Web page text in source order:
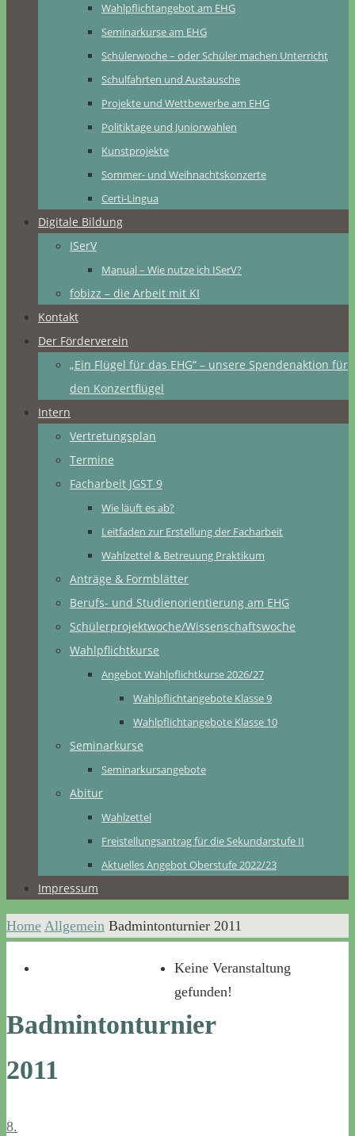
Wahlpflichtangebot am EHG
Seminarkurse am EHG
Schülerwoche – oder Schüler machen Unterricht
Schulfahrten und Austausche
Projekte und Wettbewerbe am EHG
Politiktage und Juniorwahlen
Kunstprojekte
Sommer- und Weihnachtskonzerte
Certi-Lingua
Digitale Bildung
ISerV
Manual – Wie nutze ich ISerV?
fobizz – die Arbeit mit KI
Kontakt
Der Förderverein
„Ein Flügel für das EHG“ – unsere Spendenaktion für
den Konzertflügel
Intern
Vertretungsplan
Termine
Facharbeit JGST 9
Wie läuft es ab?
Leitfaden zur Erstellung der Facharbeit
Wahlzettel & Betreuung Praktikum
Anträge & Formblätter
Berufs- und Studienorientierung am EHG
Schülerprojektwoche/Wissenschaftswoche
Wahlpflichtkurse
Angebot Wahlpflichtkurse 2026/27
Wahlpflichtangebote Klasse 9
Wahlpflichtangebote Klasse 10
Seminarkurse
Seminarkursangebote
Abitur
Wahlzettel
Freistellungsantrag für die Sekundarstufe II
Aktuelles Angebot Oberstufe 2022/23
Impressum
Home Allgemein Badmintonturnier 2011
Badmintonturnier
2011
8.
Keine Veranstaltung
gefunden!